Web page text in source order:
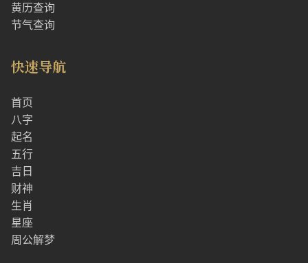
黄历查询
节气查询
快速导航
首页
八字
起名
五行
吉日
财神
生肖
星座
周公解梦